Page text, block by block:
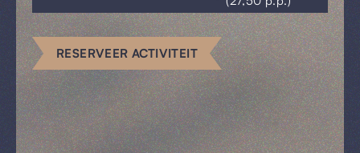
RESERVEER ACTIVITEIT